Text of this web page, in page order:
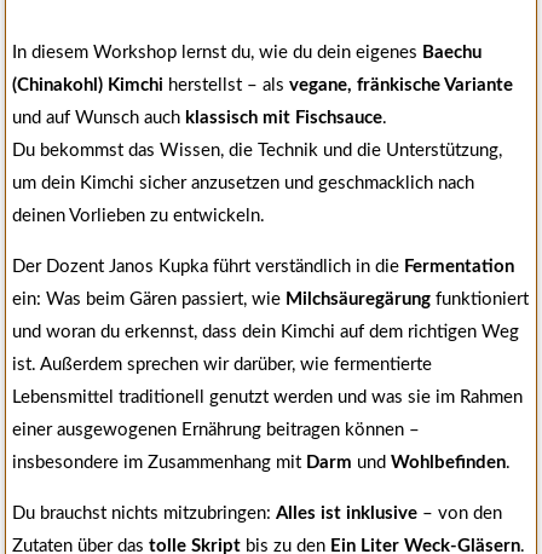
In diesem Workshop lernst du, wie du dein eigenes Baechu
(Chinakohl) Kimchi herstellst – als vegane, fränkische Variante
und auf Wunsch auch klassisch mit Fischsauce.
Du bekommst das Wissen, die Technik und die Unterstützung,
um dein Kimchi sicher anzusetzen und geschmacklich nach
deinen Vorlieben zu entwickeln.
Der Dozent Janos Kupka führt verständlich in die Fermentation
ein: Was beim Gären passiert, wie Milchsäuregärung funktioniert
und woran du erkennst, dass dein Kimchi auf dem richtigen Weg
ist. Außerdem sprechen wir darüber, wie fermentierte
Lebensmittel traditionell genutzt werden und was sie im Rahmen
einer ausgewogenen Ernährung beitragen können –
insbesondere im Zusammenhang mit Darm und Wohlbefinden.
Du brauchst nichts mitzubringen: Alles ist inklusive – von den
Zutaten über das tolle Skript bis zu den Ein Liter Weck-Gläsern.